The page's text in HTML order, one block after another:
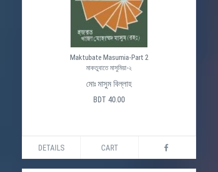
Maktubate Masumia-Part 2
মাকতুবাতে মাসুমিয়া-২
মোঃ মাসুম বিল্লাহ
BDT 40.00
DETAILS CART